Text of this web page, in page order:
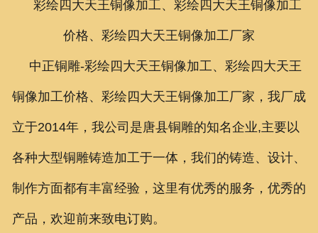
彩绘四大天王铜像加工、彩绘四大天王铜像加工
价格、彩绘四大天王铜像加工厂家
中正铜雕-彩绘四大天王铜像加工、彩绘四大天王
铜像加工价格、彩绘四大天王铜像加工厂家， 我厂成
立于2014年，我公司是唐县铜雕的知名企业,主要以
各种大型铜雕铸造加工于一体，我们的铸造、设计、
制作方面都有丰富经验，这里有优秀的服务，优秀的
产品，欢迎前来致电订购。